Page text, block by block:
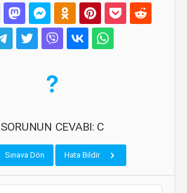
SORUNUN CEVABI: C
Sınava Dön Hata Bildir